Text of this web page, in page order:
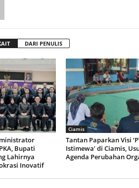
DARI PENULIS
Bupati
Lahirnya
Inovatif
Ciamis
Tantan Paparkan Visi
Istimewa’ di Ciamis,
Agenda Perubahan